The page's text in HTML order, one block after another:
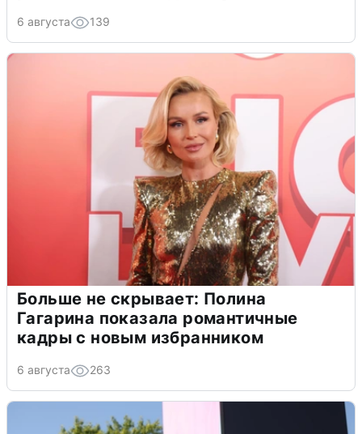
6 августа 139
Больше не скрывает: Полина
Гагарина показала романтичные
кадры с новым избранником
6 августа 263